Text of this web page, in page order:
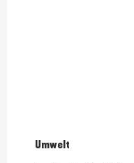
Umwelt
Umwelt